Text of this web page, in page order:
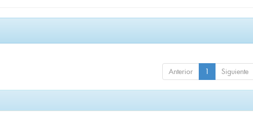
Anterior 1 Siguiente